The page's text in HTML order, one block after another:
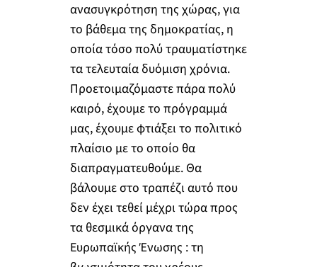
ανασυγκρότηση της χώρας, για
το βάθεμα της δημοκρατίας, η
οποία τόσο πολύ τραυματίστηκε
τα τελευταία δυόμιση χρόνια.
Προετοιμαζόμαστε πάρα πολύ
καιρό, έχουμε το πρόγραμμά
μας, έχουμε φτιάξει το πολιτικό
πλαίσιο με το οποίο θα
διαπραγματευθούμε. Θα
βάλουμε στο τραπέζι αυτό που
δεν έχει τεθεί μέχρι τώρα προς
τα θεσμικά όργανα της
Ευρωπαϊκής Ένωσης : τη